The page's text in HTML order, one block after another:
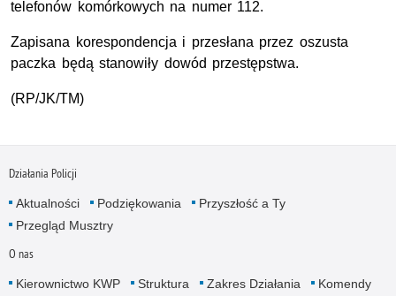
telefonów komórkowych na numer 112.
Zapisana korespondencja i przesłana przez oszusta
paczka będą stanowiły dowód przestępstwa.
(RP/JK/TM)
Działania Policji
Aktualności Podziękowania
Przyszłość a Ty
Przegląd Musztry
O nas
Kierownictwo KWP Struktura Zakres Działania
Komendy